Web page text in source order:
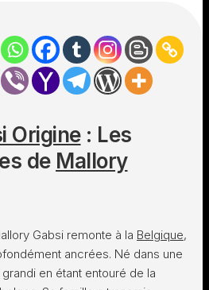
Origine: Les
de Mallory
Gabsi remonte à la Belgique,
ancrées. Né dans une
en étant entouré de la